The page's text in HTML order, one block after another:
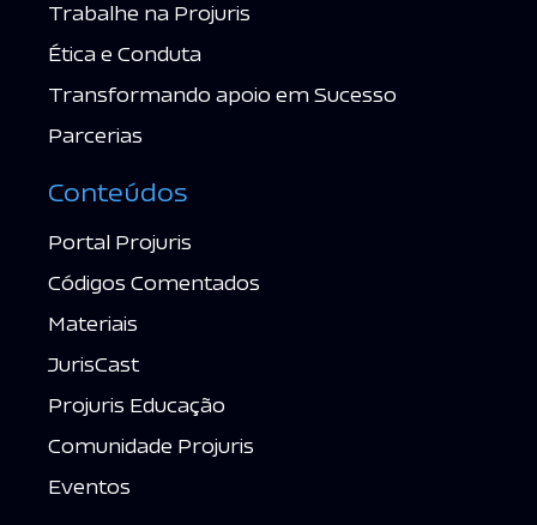
Trabalhe na Projuris
Ética e Conduta
Transformando apoio em Sucesso
Parcerias
Conteúdos
Portal Projuris
Códigos Comentados
Materiais
JurisCast
Projuris Educação
Comunidade Projuris
Eventos